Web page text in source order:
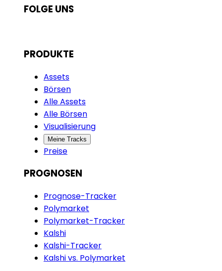
FOLGE UNS
PRODUKTE
Assets
Börsen
Alle Assets
Alle Börsen
Visualisierung
Meine Tracks
Preise
PROGNOSEN
Prognose-Tracker
Polymarket
Polymarket-Tracker
Kalshi
Kalshi-Tracker
Kalshi vs. Polymarket